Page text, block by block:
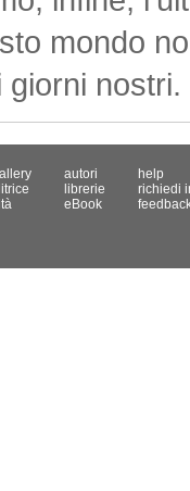
mondo
nostri.
autori
librerie
eBook
help
richiedi